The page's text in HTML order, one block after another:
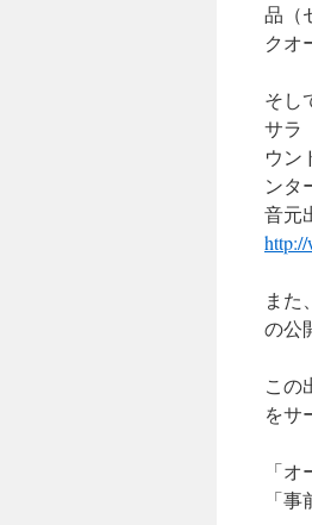
品（
クオ
そし
サラ
ウン
ンタ
音元
また
の公
この
をサ
「
「